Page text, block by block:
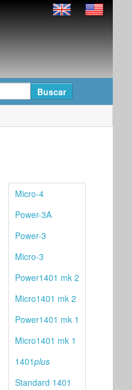
Micro-4
Power-3A
Power-3
Micro-3
Power1401 mk 2
Micro1401 mk 2
Power1401 mk 1
Micro1401 mk 1
1401plus
Standard 1401